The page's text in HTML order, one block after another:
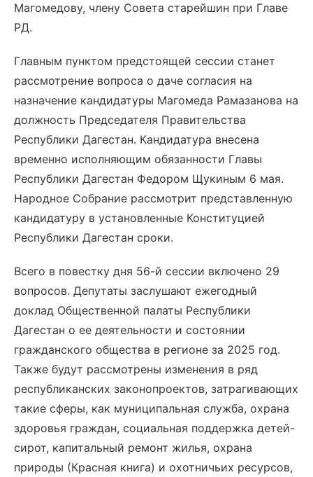
Магомедову, члену Совета старейшин при Главе
РД.
Главным пунктом предстоящей сессии станет
рассмотрение вопроса о даче согласия на
назначение кандидатуры Магомеда Рамазанова на
должность Председателя Правительства
Республики Дагестан. Кандидатура внесена
временно исполняющим обязанности Главы
Республики Дагестан Федором Щукиным 6 мая.
Народное Собрание рассмотрит представленную
кандидатуру в установленные Конституцией
Республики Дагестан сроки.
Всего в повестку дня 56-й сессии включено 29
вопросов. Депутаты заслушают ежегодный
доклад Общественной палаты Республики
Дагестан о ее деятельности и состоянии
гражданского общества в регионе за 2025 год.
Также будут рассмотрены изменения в ряд
республиканских законопроектов, затрагивающих
такие сферы, как муниципальная служба, охрана
здоровья граждан, социальная поддержка детей-
сирот, капитальный ремонт жилья, охрана
природы (Красная книга) и охотничьих ресурсов,